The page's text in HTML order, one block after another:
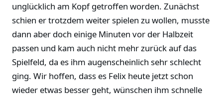
unglücklich am Kopf getroffen worden. Zunächst
schien er trotzdem weiter spielen zu wollen, musste
dann aber doch einige Minuten vor der Halbzeit
passen und kam auch nicht mehr zurück auf das
Spielfeld, da es ihm augenscheinlich sehr schlecht
ging. Wir hoffen, dass es Felix heute jetzt schon
wieder etwas besser geht, wünschen ihm schnelle